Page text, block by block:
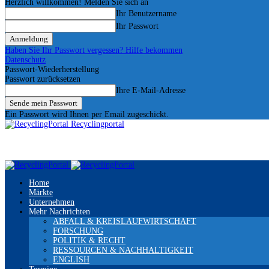
Herzlich willkommen! Melden Sie sich an
Ihr Benutzername
Ihr Passwort
Haben Sie Ihr Passwort vergessen? Hilfe bekommen
Datenschutz
Passwort-Wiederherstellung
Passwort zurücksetzen
Ihre E-Mail-Adresse
Ein Passwort wird Ihnen per Email zugeschickt.
Recyclingportal
Home
Märkte
Unternehmen
Mehr Nachrichten
ABFALL & KREISLAUFWIRTSCHAFT
FORSCHUNG
POLITIK & RECHT
RESSOURCEN & NACHHALTIGKEIT
ENGLISH